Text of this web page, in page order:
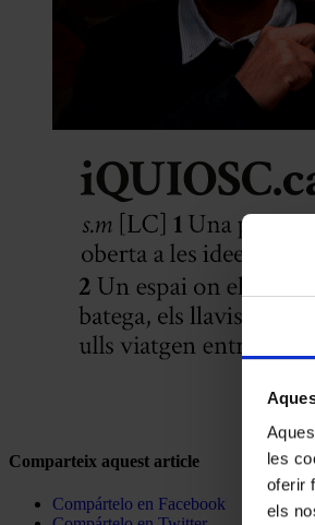
les
oferir
els
Comparteix aquest article
Compártelo en Facebook